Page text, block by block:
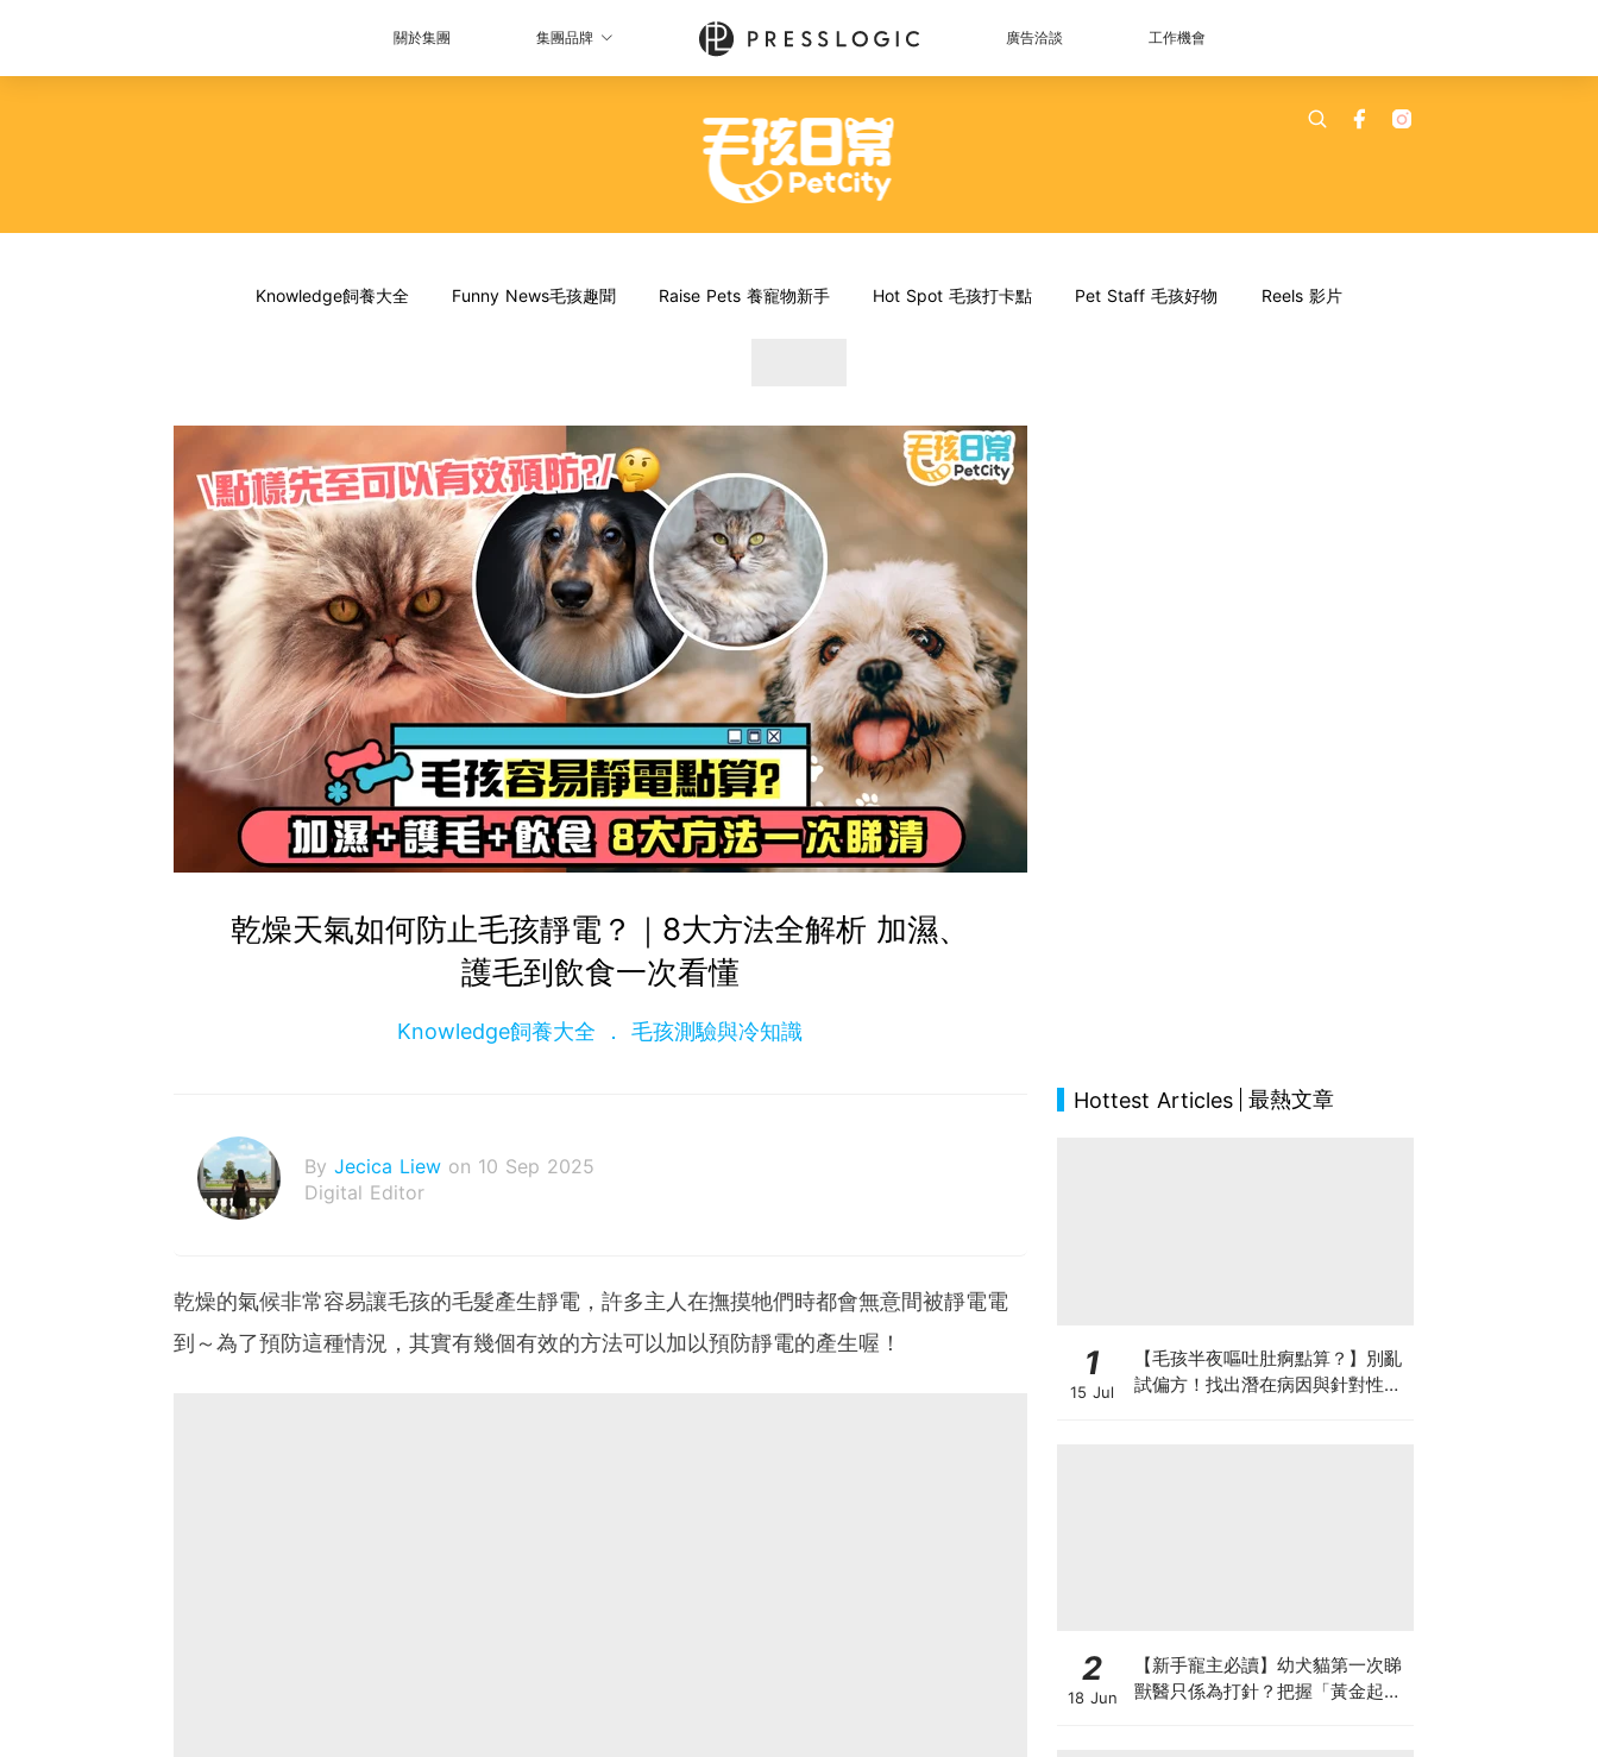
關於集團 集團品牌 廣告洽談 工作機會
Knowledge飼養大全 Funny News毛孩趣聞 Raise Pets 養寵物新手 Hot Spot 毛孩打卡點 Pet Staff 毛孩好物 Reels 影片
乾燥天氣如何防止毛孩靜電？｜8大方法全解析 加濕、
護毛到飲食一次看懂
Knowledge飼養大全 毛孩測驗與冷知識
By Jecica Liew on 10 Sep 2025
Digital Editor
乾燥的氣候非常容易讓毛孩的毛髮產生靜電，許多主人在撫摸牠們時都會無意間被靜電電
到～為了預防這種情況，其實有幾個有效的方法可以加以預防靜電的產生喔！
Hottest Articles 最熱文章
1
15 Jul
【毛孩半夜嘔吐肚痾點算？】別亂
試偏方！找出潛在病因與針對性營
2
18 Jun
【新手寵主必讀】幼犬貓第一次睇
獸醫只係為打針？把握「黃金起跑